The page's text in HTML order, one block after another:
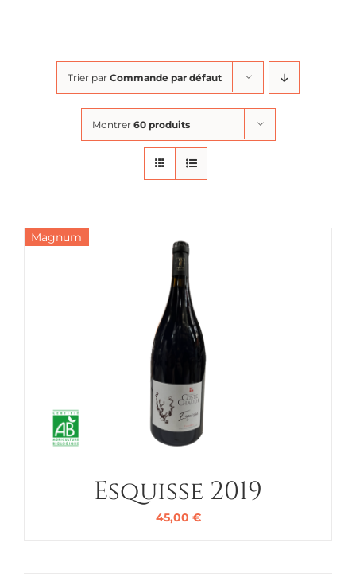
Trier par Commande par défaut
Montrer 60 produits
Magnum
Esquisse 2019
45,00 €